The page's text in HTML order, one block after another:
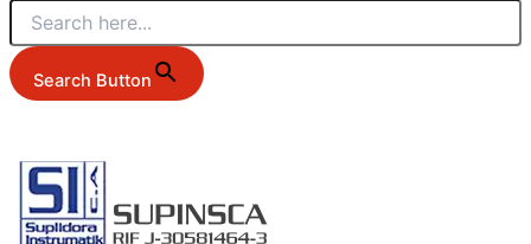
Search Button